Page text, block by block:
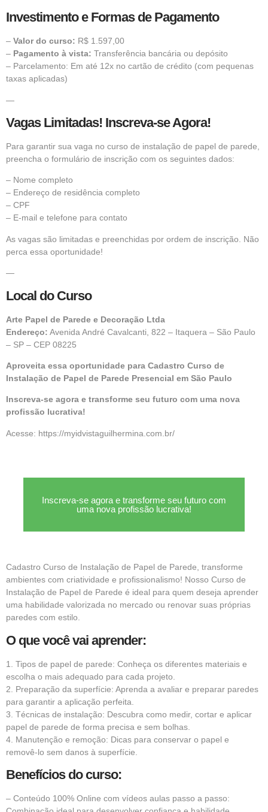
Investimento e Formas de Pagamento
– Valor do curso: R$ 1.597,00
– Pagamento à vista: Transferência bancária ou depósito
– Parcelamento: Em até 12x no cartão de crédito (com pequenas
taxas aplicadas)
—
Vagas Limitadas! Inscreva-se Agora!
Para garantir sua vaga no curso de instalação de papel de parede,
preencha o formulário de inscrição com os seguintes dados:
– Nome completo
– Endereço de residência completo
– CPF
– E-mail e telefone para contato
As vagas são limitadas e preenchidas por ordem de inscrição. Não
perca essa oportunidade!
—
Local do Curso
Arte Papel de Parede e Decoração Ltda
Endereço: Avenida André Cavalcanti, 822 – Itaquera – São Paulo
– SP – CEP 08225
Aproveita essa oportunidade para Cadastro Curso de
Instalação de Papel de Parede Presencial em São Paulo
Inscreva-se agora e transforme seu futuro com uma nova
profissão lucrativa!
Acesse: https://myidvistaguilhermina.com.br/
Inscreva-se agora e transforme seu futuro com
uma nova profissão lucrativa!
Cadastro Curso de Instalação de Papel de Parede, transforme
ambientes com criatividade e profissionalismo! Nosso Curso de
Instalação de Papel de Parede é ideal para quem deseja aprender
uma habilidade valorizada no mercado ou renovar suas próprias
paredes com estilo.
O que você vai aprender:
1. Tipos de papel de parede: Conheça os diferentes materiais e
escolha o mais adequado para cada projeto.
2. Preparação da superfície: Aprenda a avaliar e preparar paredes
para garantir a aplicação perfeita.
3. Técnicas de instalação: Descubra como medir, cortar e aplicar
papel de parede de forma precisa e sem bolhas.
4. Manutenção e remoção: Dicas para conservar o papel e
removê-lo sem danos à superfície.
Benefícios do curso:
– Conteúdo 100% Online com vídeos aulas passo a passo: